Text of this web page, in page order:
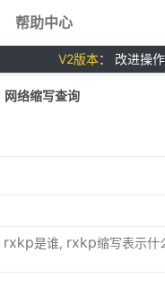
帮助中心
V2版本： 改进操
网络缩写查询
rxkp是谁, rxkp缩写表示什